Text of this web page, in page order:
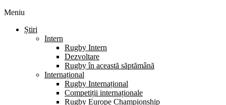
Meniu
Știri
Intern
Rugby Intern
Dezvoltare
Rugby în această săptămână
Internațional
Rugby Internațional
Competiții internaționale
Rugby Europe Championship